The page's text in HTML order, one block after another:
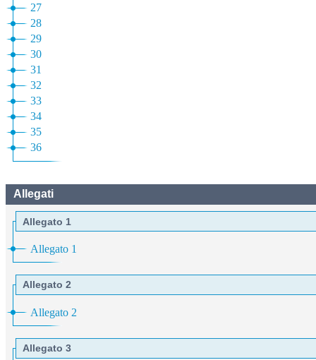
27
28
29
30
31
32
33
34
35
36
Allegati
Allegato 1
Allegato 1
Allegato 2
Allegato 2
Allegato 3